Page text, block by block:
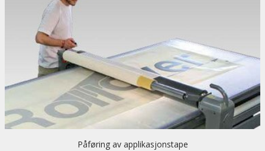
Påføring av applikasjonstape